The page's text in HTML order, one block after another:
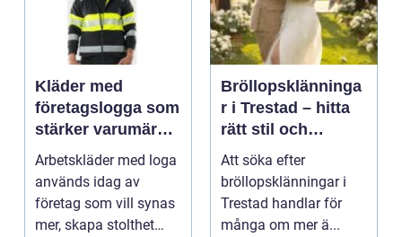
Kläder med
företagslogga som
stärker varumärket
varje dag
Arbetskläder med loga
används idag av
företag som vill synas
mer, skapa stolthet
Bröllopsklänninga
r i Trestad – hitta
rätt stil och
passform inför den
stora dagen
Att söka efter
bröllopsklänningar i
Trestad handlar för
många om mer ä...